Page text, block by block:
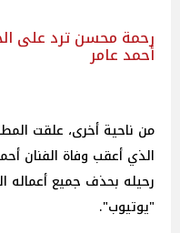
رحمة محسن ترد على
أحمد عامر
من ناحية أخرى، علقت
الذي أعقب وفاة الفنان
رحيله بحذف جميع أعماله
"يوتيوب".